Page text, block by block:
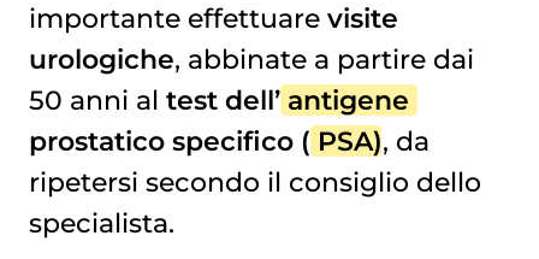
importante effettuare visite
urologiche, abbinate a partire dai
50 anni al test dell’ antigene
prostatico specifico ( PSA), da
ripetersi secondo il consiglio dello
specialista.